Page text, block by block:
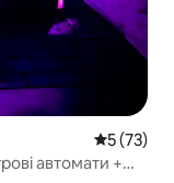
Середня
5 (73)
автомати +